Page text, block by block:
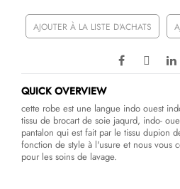
AJOUTER À LA LISTE D'ACHATS
QUICK OVERVIEW
cette robe est une langue indo ouest
tissu de brocart de soie jaqurd, indo-
pantalon qui est fait par le tissu dupion
fonction de style à l'usure et nous vous
pour les soins de lavage.